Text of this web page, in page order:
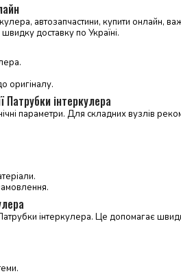
автозапчастини, купити онлайн,
швидку доставку по Україні.
оригіналу.
Патрубки інтеркулера
параметри. Для складних вузлів
інтеркулера. Це допомагає